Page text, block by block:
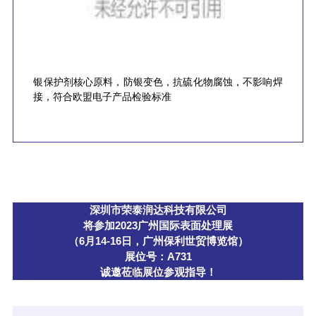
银保护剂核心原料，防银变色，抗硫化物腐蚀，不影响焊
接，符合欧盟电子产品检验标准
深圳市荣泰润达科技有限公司
将参加2023广州国际表面处理展
（6月14-16日，广州保利世贸博览馆）
展位号：A731
诚邀莅临展位参观指导！